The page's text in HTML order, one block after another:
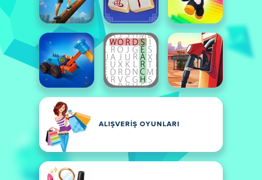
ALIŞVERIŞ OYUNLARI